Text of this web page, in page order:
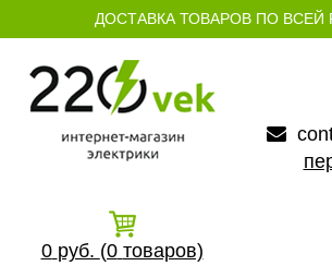
ДОСТАВКА ТОВАРОВ ПО ВСЕЙ
0 руб. (0 товаров)